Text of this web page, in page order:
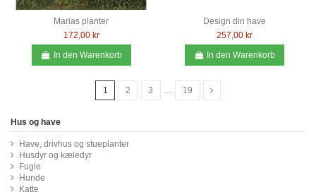
Marias planter
172,00 kr
In den Warenkorb
Design din have
257,00 kr
In den Warenkorb
1 2 3 19
Hus og have
Have, drivhus og stueplanter
Husdyr og kæledyr
Fugle
Hunde
Katte